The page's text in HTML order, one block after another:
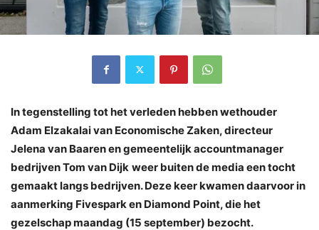
In tegenstelling tot het verleden hebben wethouder
Adam Elzakalai van Economische Zaken, directeur
Jelena van Baaren en gemeentelijk accountmanager
bedrijven Tom van Dijk weer buiten de media een tocht
gemaakt langs bedrijven. Deze keer kwamen daarvoor in
aanmerking Fivespark en Diamond Point, die het
gezelschap maandag (15 september) bezocht.